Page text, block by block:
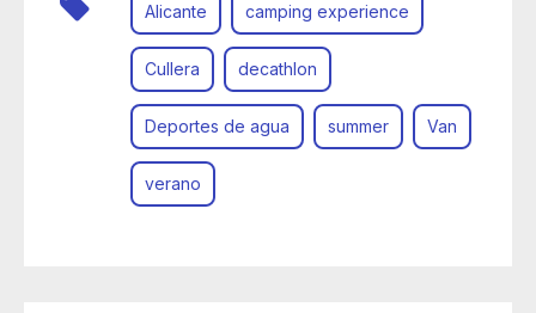
Alicante camping experience
Cullera decathlon
Deportes de agua summer Van
verano